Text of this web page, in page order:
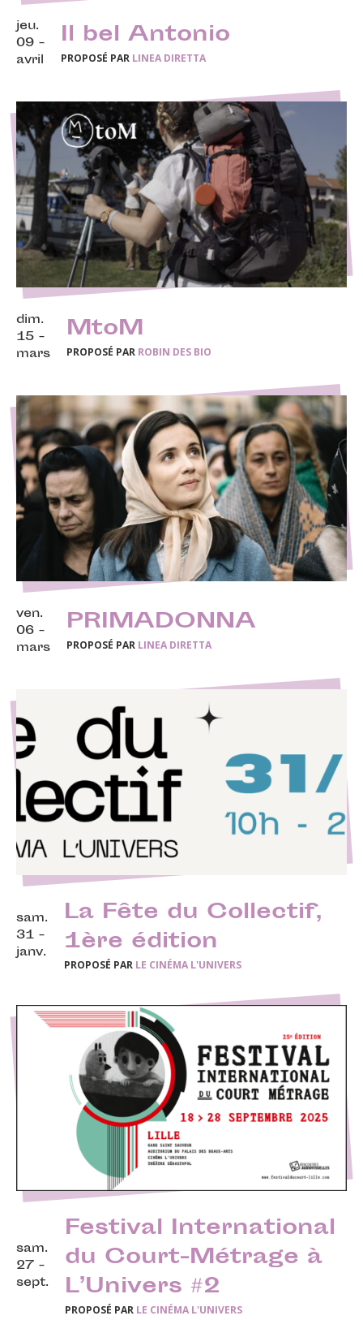
jeu.
09 -
avril
Il bel Antonio
PROPOSÉ PAR LINEA DIRETTA
dim.
15 -
mars
MtoM
PROPOSÉ PAR ROBIN DES BIO
ven.
06 -
mars
PRIMADONNA
PROPOSÉ PAR LINEA DIRETTA
sam.
31 -
janv.
La Fête du Collectif,
1ère édition
PROPOSÉ PAR LE CINÉMA L'UNIVERS
sam.
27 -
sept.
Festival International
du Court-Métrage à
L’Univers #2
PROPOSÉ PAR LE CINÉMA L'UNIVERS